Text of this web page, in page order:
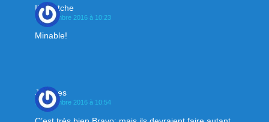
Ibarretche
8 septembre 2016 à 10:23
Minable!
Jacques
9 septembre 2016 à 10:54